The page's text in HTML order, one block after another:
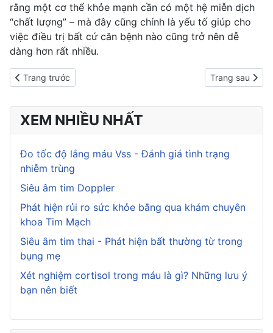
rằng một cơ thể khỏe mạnh cần có một hệ miễn dịch
“chất lượng” – mà đây cũng chính là yếu tố giúp cho
việc điều trị bất cứ căn bệnh nào cũng trở nên dễ
dàng hơn rất nhiều.
Previous article: Hàm lượng tinh bột bao nhiêu thì tốt cho sức
Trang trước Next article:
Trang sau
XEM NHIỀU NHẤT
Đo tốc độ lắng máu Vss - Đánh giá tình trạng
nhiễm trùng
Siêu âm tim Doppler
Phát hiện rủi ro sức khỏe bằng qua khám chuyên
khoa Tim Mạch
Siêu âm tim thai - Phát hiện bất thường từ trong
bụng mẹ
Xét nghiệm cortisol trong máu là gì? Những lưu ý
bạn nên biết